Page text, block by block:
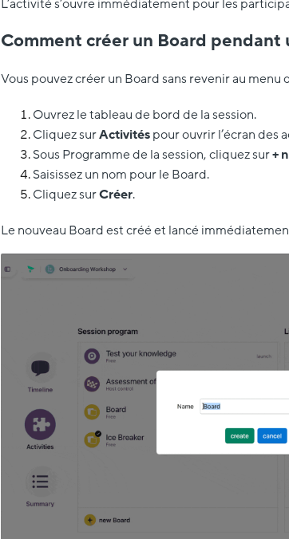
L’activité s’ouvre immédiatement pour les
Comment créer un Board pendant
Vous pouvez créer un Board sans revenir au menu
Ouvrez le tableau de bord de la session.
Cliquez surActivitéspour ouvrir l’écran des
Sous Programme de la session, cliquez sur+
Saisissez un nom pour le Board.
Cliquez surCréer.
Le nouveau Board est créé et lancé